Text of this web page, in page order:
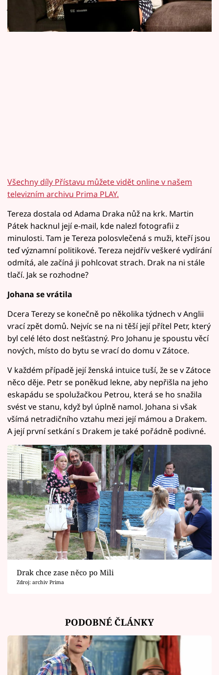
Sledujte prima+
její dcera Johana, která se vrací z Anglie?
Všechny díly Přístavu můžete vidět online v našem
televizním archivu Prima PLAY.
Tereza dostala od Adama Draka nůž na krk. Martin
Pátek hacknul její e-mail, kde nalezl fotografii z
minulosti. Tam je Tereza polosvlečená s muži, kteří jsou
teď významní politikové. Tereza nejdřív veškeré vydírání
odmítá, ale začíná ji pohlcovat strach. Drak na ni stále
tlačí. Jak se rozhodne?
Johana se vrátila
Dcera Terezy se konečně po několika týdnech v Anglii
vrací zpět domů. Nejvíc se na ni těší její přítel Petr, který
byl celé léto dost nešťastný. Pro Johanu je spoustu věcí
nových, místo do bytu se vrací do domu v Zátoce.
V každém případě její ženská intuice tuší, že se v Zátoce
něco děje. Petr se poněkud lekne, aby nepřišla na jeho
eskapádu se spolužačkou Petrou, která se ho snažila
svést ve stanu, když byl úplně namol. Johana si však
všímá netradičního vztahu mezi její mámou a Drakem.
A její první setkání s Drakem je také pořádně podivné.
Drak chce zase něco po Mili
Zdroj: archiv Prima
PODOBNÉ ČLÁNKY